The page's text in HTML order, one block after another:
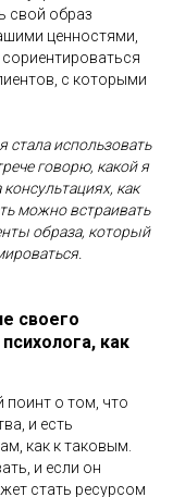
свой образ
ценностями,
с которыми
стала использовать
говорю, какой я
как
можно встраивать
образа, который
своего
как
о том, что
и есть
как к таковым.
и если он
стать ресурсом